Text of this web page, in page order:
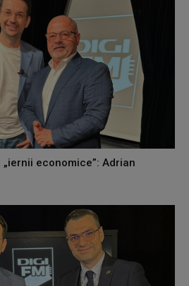
economice”: Adrian